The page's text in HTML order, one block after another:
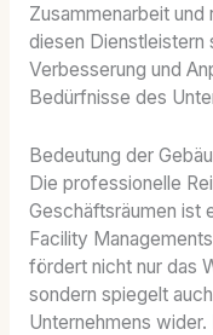
Zusammenarbeit
diesen Dienstleistern
Verbesserung und
Bedürfnisse des
Bedeutung der
Die professionelle
Geschäftsräumen ist
Facility
fördert nicht nur das
sondern spiegelt
Unternehmens